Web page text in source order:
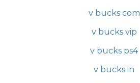
v bucks com
v bucks vip
v bucks ps4
v bucks in